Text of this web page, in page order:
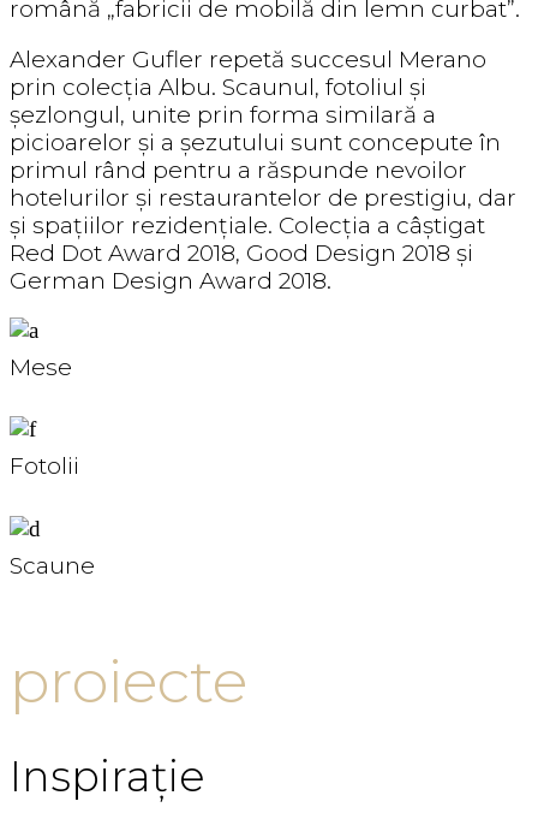
română „fabricii de mobilă din lemn curbat”.
Alexander Gufler repetă succesul Merano
prin colecția Albu. Scaunul, fotoliul și
șezlongul, unite prin forma similară a
picioarelor și a șezutului sunt concepute în
primul rând pentru a răspunde nevoilor
hotelurilor și restaurantelor de prestigiu, dar
și spațiilor rezidențiale. Colecția a câștigat
Red Dot Award 2018, Good Design 2018 și
German Design Award 2018.
Mese
Fotolii
Scaune
proiecte
Inspirație